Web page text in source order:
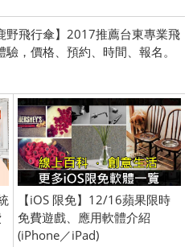
野飛行傘】2017推薦台東專業飛
驗，價格、預約、時間、報名。
【iOS 限免】12/16蘋果限時
免費遊戲、應用軟體介紹
(iPhone／iPad)